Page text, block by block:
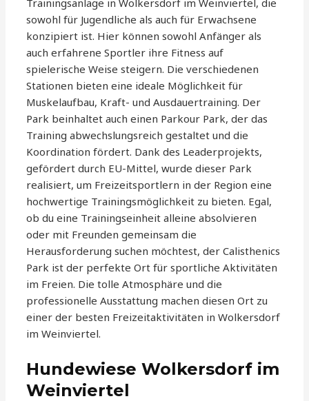
Trainingsanlage in Wolkersdorf im Weinviertel, die
sowohl für Jugendliche als auch für Erwachsene
konzipiert ist. Hier können sowohl Anfänger als
auch erfahrene Sportler ihre Fitness auf
spielerische Weise steigern. Die verschiedenen
Stationen bieten eine ideale Möglichkeit für
Muskelaufbau, Kraft- und Ausdauertraining. Der
Park beinhaltet auch einen Parkour Park, der das
Training abwechslungsreich gestaltet und die
Koordination fördert. Dank des Leaderprojekts,
gefördert durch EU-Mittel, wurde dieser Park
realisiert, um Freizeitsportlern in der Region eine
hochwertige Trainingsmöglichkeit zu bieten. Egal,
ob du eine Trainingseinheit alleine absolvieren
oder mit Freunden gemeinsam die
Herausforderung suchen möchtest, der Calisthenics
Park ist der perfekte Ort für sportliche Aktivitäten
im Freien. Die tolle Atmosphäre und die
professionelle Ausstattung machen diesen Ort zu
einer der besten Freizeitaktivitäten in Wolkersdorf
im Weinviertel.
Hundewiese Wolkersdorf im
Weinviertel